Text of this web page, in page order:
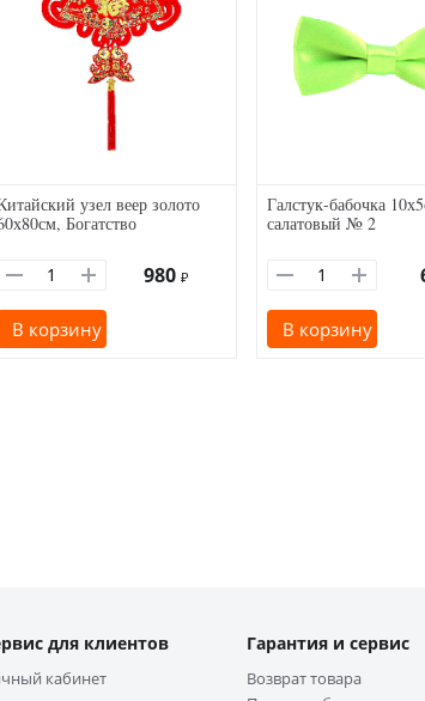
узел веер золото
Богатство
980 ₽
В корзину
Галстук-бабочка
салатовый № 2
В корзину
для клиентов
кабинет
Гарантия и сервис
Возврат товара